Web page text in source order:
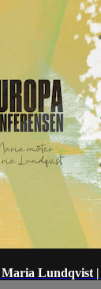
Lundqvist |